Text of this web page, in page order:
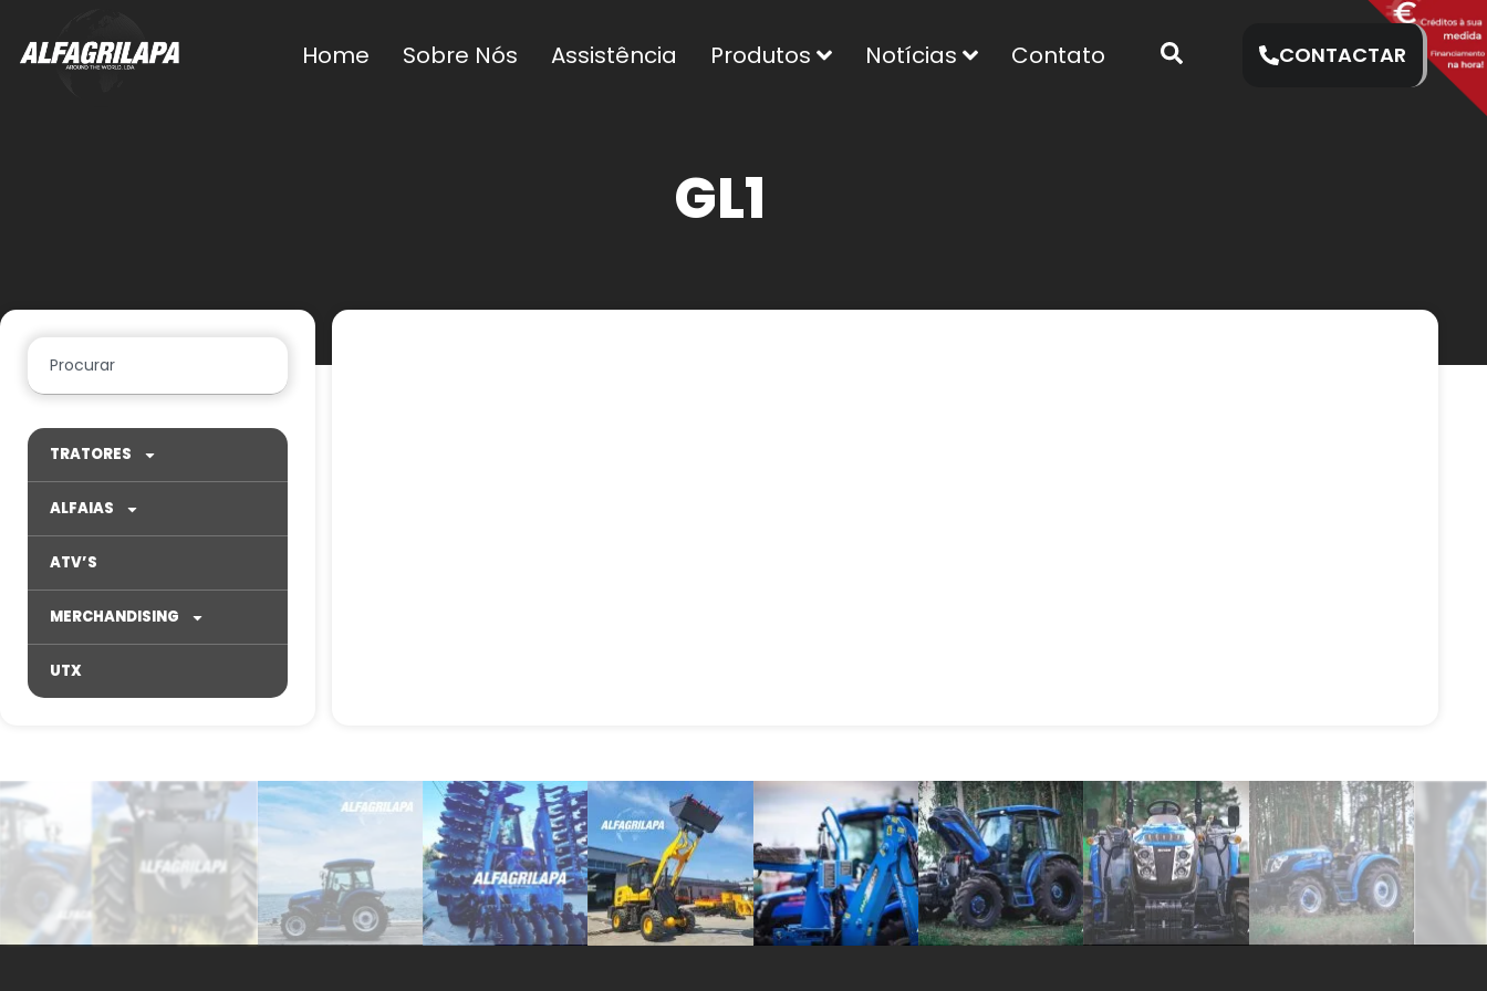
Home Sobre Nós Assistência Produtos Notícias Contato CONTACTAR
GL1
TRATORES
ALFAIAS
ATV’S
MERCHANDISING
UTX